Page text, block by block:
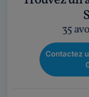
35
Contactez